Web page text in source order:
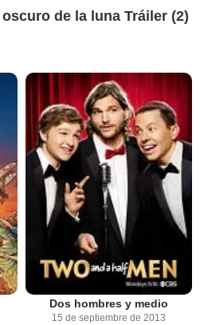
de la luna Tráiler (2)
Dos hombres y medio
15 de septiembre de 2013